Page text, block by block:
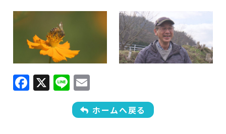
F
a
X Li
n
e
m
ai
ホームへ戻る